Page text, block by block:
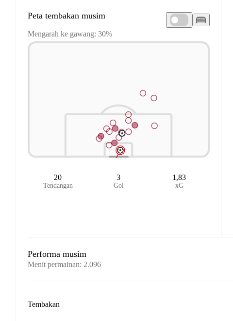
Peta tembakan musim
Mengarah ke gawang: 30%
20
Tendangan
3
Gol
1,83
xG
Performa musim
Menit permainan: 2.096
Tembakan